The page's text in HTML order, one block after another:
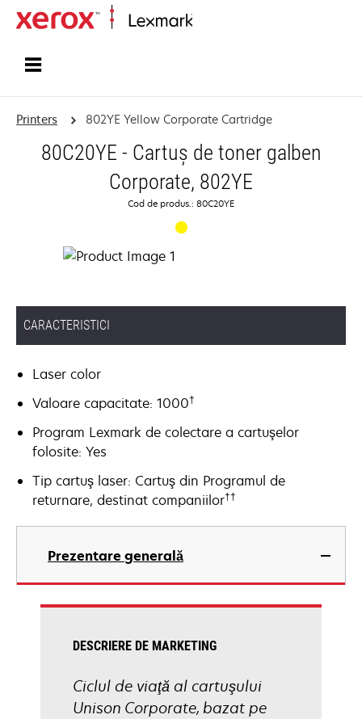
Printers 802YE Yellow Corporate Cartridge
80C20YE - Cartuş de toner galben
Corporate, 802YE
Cod de produs.: 80C20YE
CARACTERISTICI
Laser color
Valoare capacitate: 1000†
Program Lexmark de colectare a cartuşelor
folosite: Yes
Tip cartuş laser: Cartuş din Programul de
returnare, destinat companiilor††
Prezentare generală
DESCRIERE DE MARKETING
Ciclul de viaţă al cartuşului
Unison Corporate, bazat pe